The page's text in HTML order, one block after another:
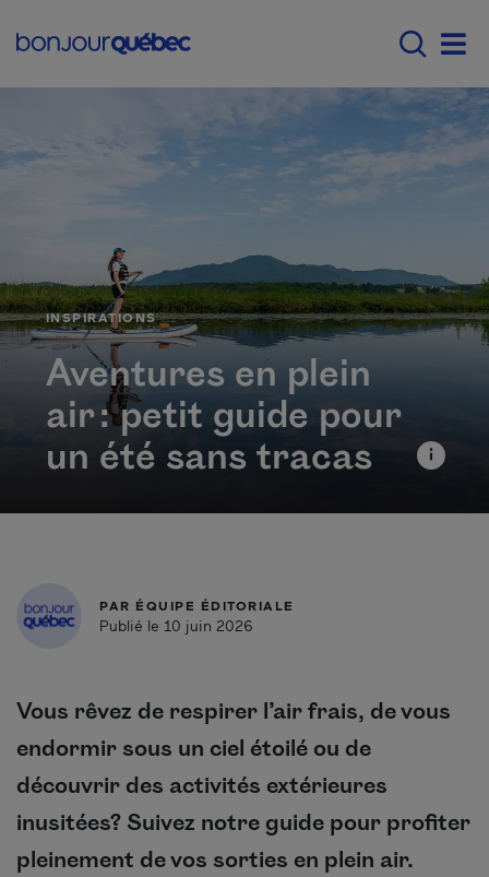
Main navigation -
CATÉGORIE
INSPIRATIONS
Aventures en plein
air : petit guide pour
un été sans tracas
PAR ÉQUIPE ÉDITORIALE
Publié le 10 juin 2026
Vous rêvez de respirer l’air frais, de vous
endormir sous un ciel étoilé ou de
découvrir des activités extérieures
inusitées? Suivez notre guide pour profiter
pleinement de vos sorties en plein air.